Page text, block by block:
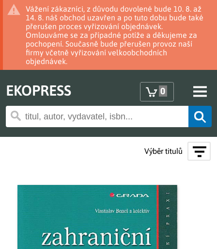
Vážení zákazníci, z důvodu dovolené bude 10. 8. až
14. 8. náš obchod uzavřen a po tuto dobu bude také
přerušen proces vyřizování objednávek.
Omlouváme se za případné potíže a děkujeme za
pochopení. Současně bude přerušen provoz naší
firmy včetně vyřizování velkoobchodních
objednávek.
EKOPRESS 0
Výběr titulů